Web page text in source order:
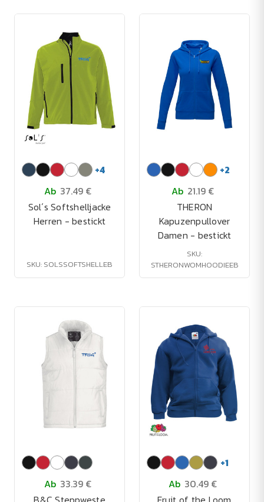
+4
Ab 37.49 €
Sol´s Softshelljacke
Herren - bestickt
SKU: SOLSSOFTSHELLEB
+2
Ab 21.19 €
THERON
Kapuzenpullover
Damen - bestickt
SKU:
STHERONWOMHOODIEEB
Ab 33.39 €
+1
Ab 30.49 €